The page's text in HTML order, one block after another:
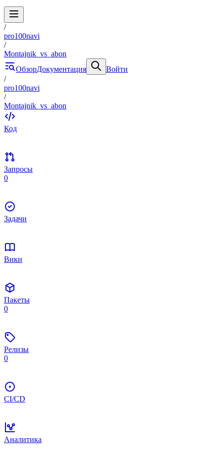
/
pro100navi
/
Montajnik_vs_abon
ОбзорДокументация
Войти
/
pro100navi
/
Montajnik_vs_abon
Код
Запросы
0
Задачи
Вики
Пакеты
0
Релизы
0
CI/CD
Аналитика